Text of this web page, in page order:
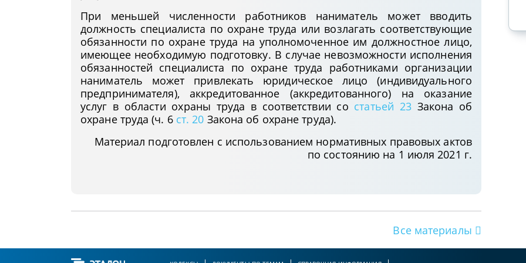
При меньшей численности работников наниматель может вводить
должность специалиста по охране труда или возлагать соответствующие
обязанности по охране труда на уполномоченное им должностное лицо,
имеющее необходимую подготовку. В случае невозможности исполнения
обязанностей специалиста по охране труда работниками организации
наниматель может привлекать юридическое лицо (индивидуального
предпринимателя), аккредитованное (аккредитованного) на оказание
услуг в области охраны труда в соответствии со статьей 23Закона об
охране труда (ч. 6 ст. 20 Закона об охране труда).
Материал подготовлен с использованием нормативных правовых актов
по состоянию на 1 июля 2021 г.
Все материалы